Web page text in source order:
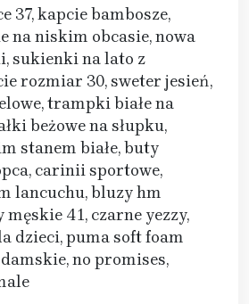
37, kapcie bambosze,
na niskim obcasie, nowa
sukienki na lato z
rozmiar 30, sweter jesień,
trampki białe na
beżowe na słupku,
stanem białe, buty
carinii sportowe,
lancuchu, bluzy hm
41, czarne yezzy,
dzieci, puma soft foam
no promises,